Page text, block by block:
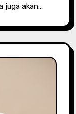
juga akan…